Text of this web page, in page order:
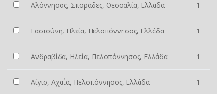
Αλόννησος, Σποράδες, Θεσσαλία, Ελλάδα 1
Γαστούνη, Ηλεία, Πελοπόννησος, Ελλάδα 1
Ανδραβίδα, Ηλεία, Πελοπόννησος, Ελλάδα 1
Αίγιο, Αχαΐα, Πελοπόννησος, Ελλάδα 1